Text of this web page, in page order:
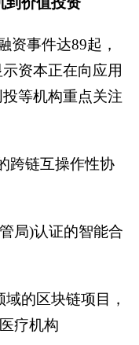
资事件达89起，
资本正在向应用
等机构重点关注
跨链互操作性协
局)认证的智能合
的区块链项目，
疗机构